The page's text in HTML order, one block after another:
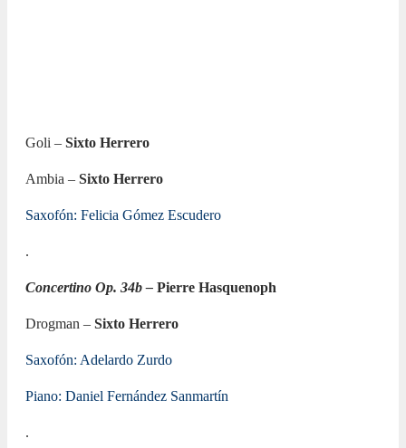
Goli – Sixto Herrero
Ambia – Sixto Herrero
Saxofón: Felicia Gómez Escudero
.
Concertino Op. 34b – Pierre Hasquenoph
Drogman – Sixto Herrero
Saxofón: Adelardo Zurdo
Piano: Daniel Fernández Sanmartín
.